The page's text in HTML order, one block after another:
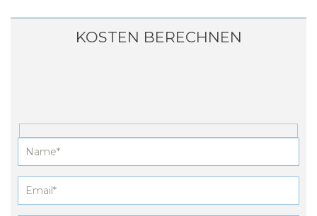
KOSTEN BERECHNEN